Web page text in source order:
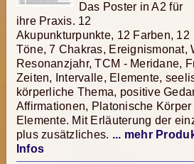
Das Poster in A2 für
ihre Praxis. 12
Akupunkturpunkte, 12 Farben, 12
Töne, 7 Chakras, Ereignismonat,
Resonanzjahr, TCM - Meridane,
Zeiten, Intervalle, Elemente,
körperliche Thema, positive
Affirmationen, Platonische
Elemente. Mit Erläuterung der
plus zusätzliches. ... mehr
Infos